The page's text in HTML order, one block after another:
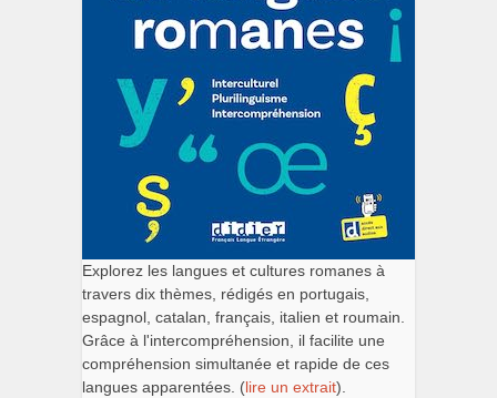
Explorez les langues et cultures romanes à
travers dix thèmes, rédigés en portugais,
espagnol, catalan, français, italien et roumain.
Grâce à l'intercompréhension, il facilite une
compréhension simultanée et rapide de ces
langues apparentées. (lire un extrait).